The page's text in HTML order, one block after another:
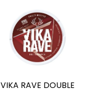
VIKA RAVE DOUBLE